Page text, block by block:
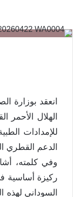
انعقد بوزارة
الهلال
للإمدادات
الدعم القطري
وفي كلمته،
ركيزة أساسية
السوداني لهذه